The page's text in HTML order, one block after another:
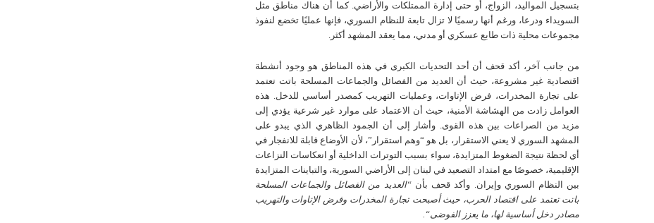
بتسجيل المواليد، الزواج، أو حتى إدارة الممتلكات والأراضي. كما أن هناك مناطق مثل
السويداء ودرعا، ورغم أنها رسميًا لا تزال تابعة للنظام السوري، فإنها عمليًا تخضع لنفوذ
مجموعات محلية ذات طابع عسكري أو مدني، مما يعقد المشهد أكثر.
من جانب آخر، أكد قحف أن أحد التحديات الكبرى في هذه المناطق هو وجود أنشطة
اقتصادية غير مشروعة، حيث أن العديد من الفصائل والجماعات المسلحة باتت تعتمد
على تجارة المخدرات، فرض الإتاوات، وعمليات التهريب كمصدر أساسي للدخل. هذه
العوامل زادت من الهشاشة الأمنية، حيث أن الاعتماد على موارد غير شرعية يؤدي إلى
مزيد من الصراعات بين هذه القوى. وأشار إلى أن الجمود الظاهري الذي يبدو على
المشهد السوري لا يعني الاستقرار، بل هو “وهم استقرار”، لأن الأوضاع قابلة للانفجار في
أي لحظة نتيجة الضغوط المتزايدة، سواء بسبب التوترات الداخلية أو انعكاسات النزاعات
الإقليمية، خصوصًا مع امتداد التصعيد في لبنان إلى الأراضي السورية، والتباينات المتزايدة
بين النظام السوري وإيران. وأكد قحف بأن“العديد من الفصائل والجماعات المسلحة
باتت تعتمد على اقتصاد الحرب، حيث أصبحت تجارة المخدرات وفرض الإتاوات والتهريب
مصادر دخل أساسية لها، ما يعزز الفوضى“.